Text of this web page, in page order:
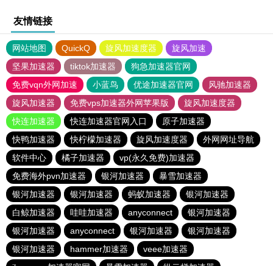
友情链接
网站地图 QuickQ 旋风加速度器
旋风加速
坚果加速器
tiktok加速器
狗急加速器官网
免费vqn外网加速
小蓝鸟 优途加速器官网
风驰加速器
旋风加速器
免费vps加速器外网苹果版
旋风加速度器
快连加速器
快连加速器官网入口
原子加速器
快鸭加速器
快柠檬加速器 旋风加速度器
外网网址导航
软件中心
橘子加速器
vp(永久免费)加速器
免费海外pvn加速器
银河加速器
暴雪加速器
银河加速器
银河加速器 蚂蚁加速器
银河加速器
白鲸加速器
哇哇加速器 anyconnect
银河加速器
银河加速器
anyconnect 银河加速器
银河加速器
银河加速器
hammer加速器
veee加速器